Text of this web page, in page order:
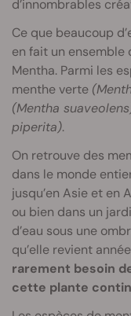
d’innombrables
Ce que beaucoup
en fait un
Mentha. Parmi les
menthe verte
(Mentha
piperita).
On retrouve des
dans le monde
jusqu’en Asie et en
ou bien dans un
d’eau sous une
qu’elle revient
rarement besoin
cette plante